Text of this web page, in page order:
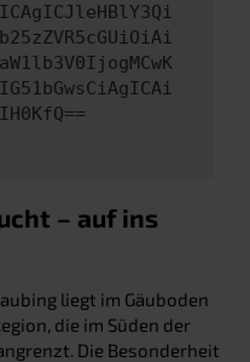
– auf ins
liegt im Gäuboden
die im Süden der
Die Besonderheit